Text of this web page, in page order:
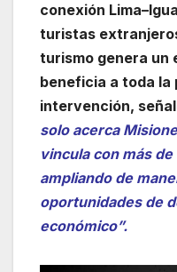
conexión
turistas
turismo genera un
beneficia a toda la
intervención,
solo acerca
vincula con más
ampliando de
oportunidades de
económico”.